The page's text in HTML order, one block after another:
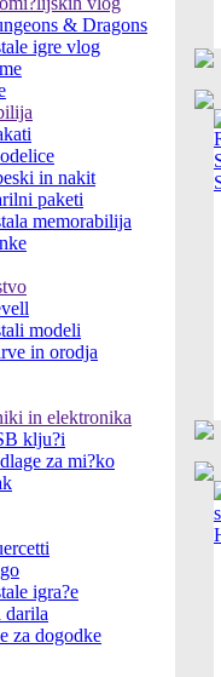
& Dragons
igre vlog
in nakit
paketi
memorabilija
modeli
in orodja
in elektronika
klju?i
za mi?ko
igra?e
darila
za dogodke